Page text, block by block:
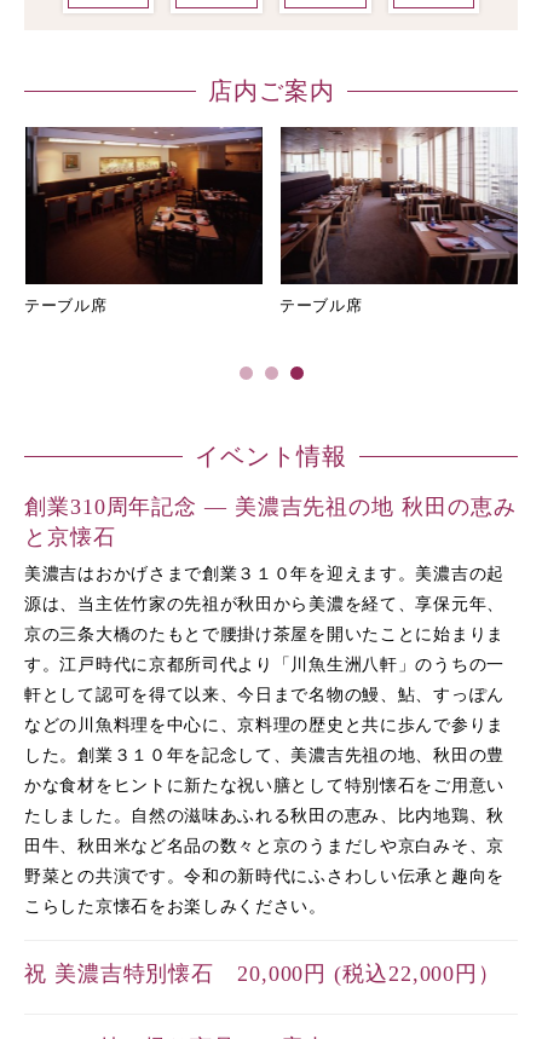
店内ご案内
テーブル席 テーブル席
イベント情報
創業310周年記念 ― 美濃吉先祖の地 秋田の恵み
と京懐石
美濃吉はおかげさまで創業３１０年を迎えます。美濃吉の起
源は、当主佐竹家の先祖が秋田から美濃を経て、享保元年、
京の三条大橋のたもとで腰掛け茶屋を開いたことに始まりま
す。江戸時代に京都所司代より「川魚生洲八軒」のうちの一
軒として認可を得て以来、今日まで名物の鰻、鮎、すっぽん
などの川魚料理を中心に、京料理の歴史と共に歩んで参りま
した。創業３１０年を記念して、美濃吉先祖の地、秋田の豊
かな食材をヒントに新たな祝い膳として特別懐石をご用意い
たしました。自然の滋味あふれる秋田の恵み、比内地鶏、秋
田牛、秋田米など名品の数々と京のうまだしや京白みそ、京
野菜との共演です。令和の新時代にふさわしい伝承と趣向を
こらした京懐石をお楽しみください。
祝 美濃吉特別懐石 20,000円 (税込22,000円）